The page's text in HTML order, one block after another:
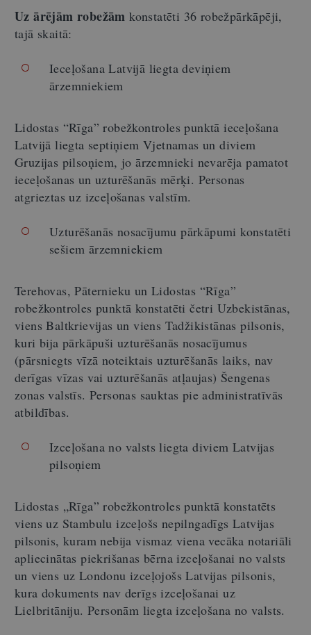
Uz ārējām robežām konstatēti 36 robežpārkāpēji,
tajā skaitā:
Ieceļošana Latvijā liegta deviņiem
ārzemniekiem
Lidostas “Rīga”robežkontroles punktā ieceļošana
Latvijā liegta septiņiem Vjetnamas un diviem
Gruzijas pilsoņiem, jo ārzemnieki nevarēja pamatot
ieceļošanas un uzturēšanās mērķi. Personas
atgrieztas uz izceļošanas valstīm.
Uzturēšanās nosacījumu pārkāpumi konstatēti
sešiem ārzemniekiem
Terehovas, Pāternieku un Lidostas “Rīga”
robežkontroles punktā konstatēti četri Uzbekistānas,
viens Baltkrievijas un viens Tadžikistānas pilsonis,
kuri bija pārkāpuši uzturēšanās nosacījumus
(pārsniegts vīzā noteiktais uzturēšanās laiks, nav
derīgas vīzas vai uzturēšanās atļaujas) Šengenas
zonas valstīs. Personas sauktas pie administratīvās
atbildības.
Izceļošana no valsts liegta diviem Latvijas
pilsoņiem
Lidostas „Rīga” robežkontroles punktā konstatēts
viens uz Stambulu izceļošs nepilngadīgs Latvijas
pilsonis, kuram nebija vismaz vienavecāka notariāli
apliecinātas piekrišanas bērna izceļošanai no valsts
unviens uz Londonuizceļojošs Latvijas pilsonis,
kura dokuments nav derīgs izceļošanai uz
Lielbritāniju. Personām liegta izceļošana no valsts.